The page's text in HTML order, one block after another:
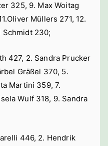
325, 9. Max Woitag
Müllers 271, 12.
Schmidt 230;
427, 2. Sandra Prucker
Gräßel 370, 5.
Martini 359, 7.
Wulf 318, 9. Sandra
446, 2. Hendrik